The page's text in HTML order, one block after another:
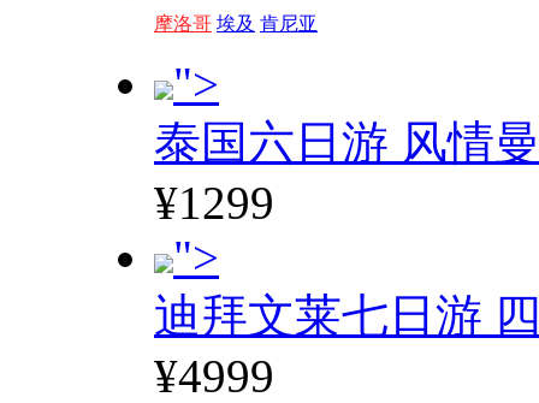
摩洛哥 埃及 肯尼亚
">
泰国六日游 风情
¥1299
">
迪拜文莱七日游
¥4999